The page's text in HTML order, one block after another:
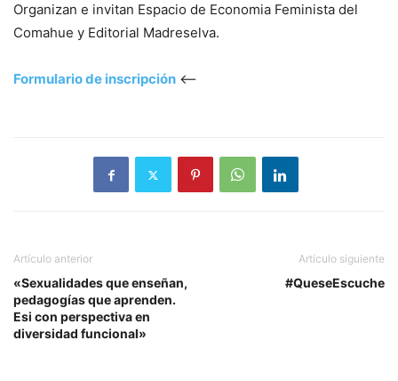
Organizan e invitan Espacio de Economia Feminista del
Comahue y Editorial Madreselva.
Formulario de inscripción <–
Artículo anterior
«Sexualidades que enseñan,
pedagogías que aprenden.
Esi con perspectiva en
diversidad funcional»
Artículo siguiente
#QueseEscuche